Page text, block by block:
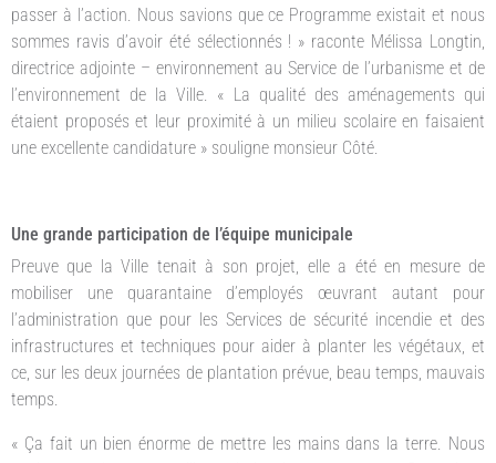
passer à l’action. Nous savions que ce Programme existait et nous
sommes ravis d’avoir été sélectionnés ! » raconte Mélissa Longtin,
directrice adjointe – environnement au Service de l’urbanisme et de
l’environnement de la Ville. « La qualité des aménagements qui
étaient proposés et leur proximité à un milieu scolaire en faisaient
une excellente candidature » souligne monsieur Côté.
Une grande participation de l’équipe municipale
Preuve que la Ville tenait à son projet, elle a été en mesure de
mobiliser une quarantaine d’employés œuvrant autant pour
l’administration que pour les Services de sécurité incendie et des
infrastructures et techniques pour aider à planter les végétaux, et
ce, sur les deux journées de plantation prévue, beau temps, mauvais
temps.
« Ça fait un bien énorme de mettre les mains dans la terre. Nous